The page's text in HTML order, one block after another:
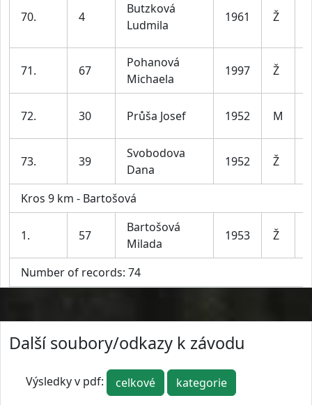
70. 4
Butzková
Ludmila
1961 Ž
71. 67
Pohanová
Michaela
1997 Ž
72. 30 Průša Josef 1952 M
73. 39
Svobodova
Dana
1952 Ž
Kros 9 km - Bartošová
1. 57
Bartošová
Milada
1953 Ž
Number of records: 74
Další soubory/odkazy k závodu
Výsledky v pdf: celkové kategorie